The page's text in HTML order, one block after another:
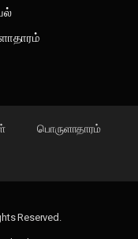
பொருளாதாரம்
Reserved.